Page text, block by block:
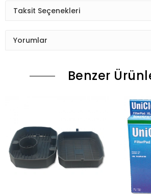
Taksit Seçenekleri
Yorumlar
Benzer